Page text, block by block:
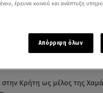
Κρήτη ως μέλος της
έρευνα κοινού και ανάπτυξη
Απόρριψη όλων